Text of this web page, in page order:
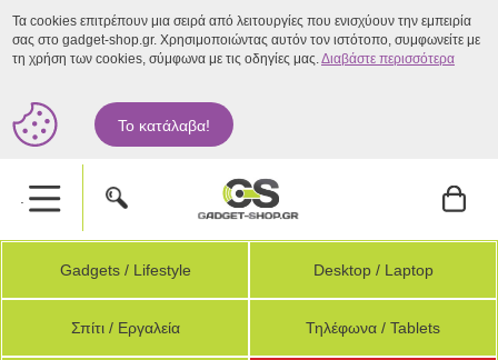
Τα cookies επιτρέπουν μια σειρά από λειτουργίες που ενισχύουν την εμπειρία
σας στο gadget-shop.gr. Χρησιμοποιώντας αυτόν τον ιστότοπο, συμφωνείτε με
τη χρήση των cookies, σύμφωνα με τις οδηγίες μας.Διαβάστε περισσότερα
Το κατάλαβα!
.
Gadgets / Lifestyle Desktop / Laptop
Σπίτι / Εργαλεία Τηλέφωνα / Tablets